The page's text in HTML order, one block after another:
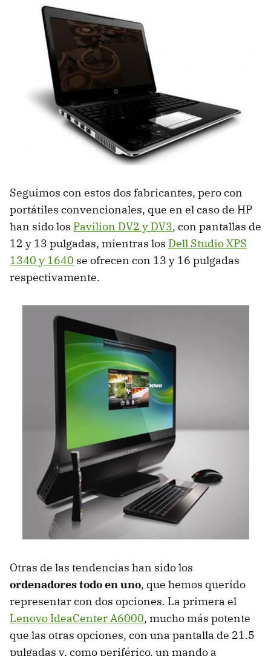
Seguimos con estos dos fabricantes, pero con
portátiles convencionales, que en el caso de HP
han sido los Pavilion DV2 y DV3, con pantallas de
12 y 13 pulgadas, mientras los Dell StudioXPS
1340 y 1640 se ofrecen con 13 y 16 pulgadas
respectivamente.
Otras de las tendencias han sido los
ordenadores todo en uno, que hemos querido
representar con dos opciones. La primera el
Lenovo IdeaCenter A6000, mucho más potente
que las otras opciones, con una pantalla de 21.5
pulgadas y, como periférico, un mando a